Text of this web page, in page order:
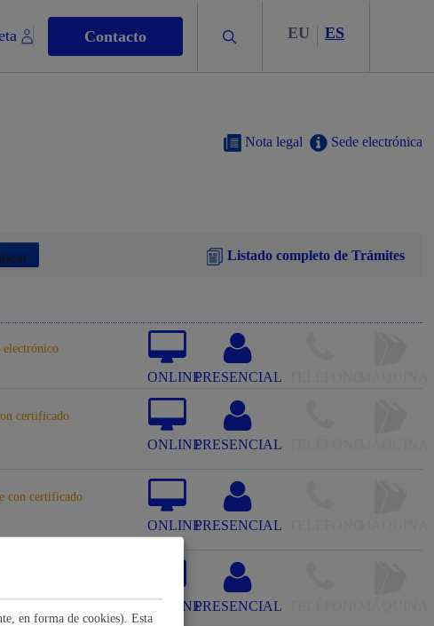
Contacto Buscar EU ES
residuos y medioambiente
Sede electrónica
Nota legal
Listado completo de Trámites
ONLINEPRESENCIAL
certificado
ONLINEPRESENCIAL
con certificado
ONLINEPRESENCIAL
ONLINEPRESENCIAL
en forma de cookies). Esta